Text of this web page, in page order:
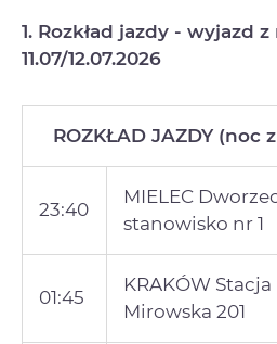
1. Rozkład jazdy - wyjazd
11.07/12.07.2026
ROZKŁAD JAZDY (noc z
23:40
MIELEC
stanowisko nr 1
01:45
KRAKÓW
Mirowska 201